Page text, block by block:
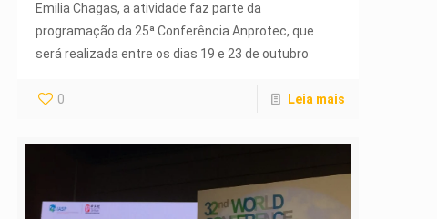
Emilia Chagas, a atividade faz parte da
programação da 25ª Conferência Anprotec, que
será realizada entre os dias 19 e 23 de outubro
0 Leia mais